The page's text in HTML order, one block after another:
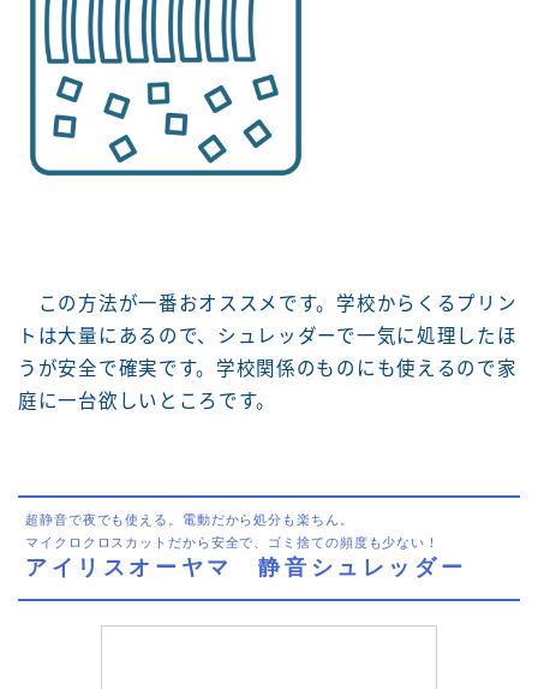
この方法が一番おオススメです。学校からくるプリン
トは大量にあるので、シュレッダーで一気に処理したほ
うが安全で確実です。学校関係のものにも使えるので家
庭に一台欲しいところです。
超静音で夜でも使える。電動だから処分も楽ちん。
マイクロクロスカットだから安全で、ゴミ捨ての頻度も少ない！
アイリスオーヤマ 静音シュレッダー